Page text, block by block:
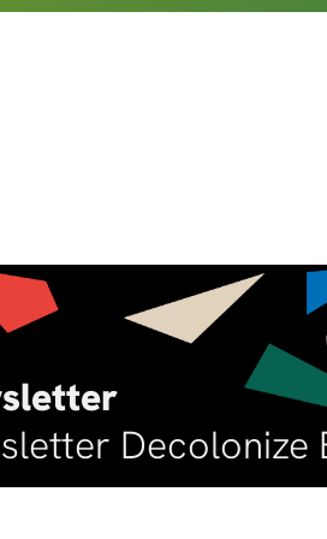
Decolonize